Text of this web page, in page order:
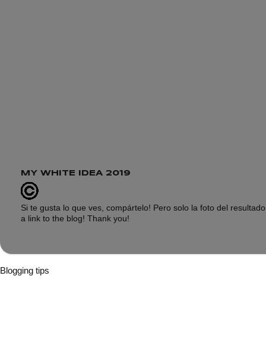
MY WHITE IDEA 2019
Si te gusta lo que ves, compártelo! Pero solo la foto del
a link to the blog! Thank you!
Blogging tips